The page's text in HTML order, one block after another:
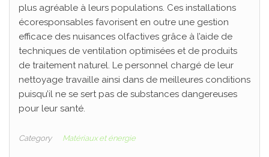
plus agréable à leurs populations. Ces installations
écoresponsables favorisent en outre une gestion
efficace des nuisances olfactives grâce à l’aide de
techniques de ventilation optimisées et de produits
de traitement naturel. Le personnel chargé de leur
nettoyage travaille ainsi dans de meilleures conditions
puisqu’il ne se sert pas de substances dangereuses
pour leur santé.
Category Matériaux et énergie